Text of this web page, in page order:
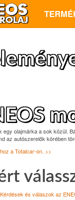
egy olajmárka a sok közül.
az autószerelők körében
a Totalcar-on. >>
Kérdések és válaszok az